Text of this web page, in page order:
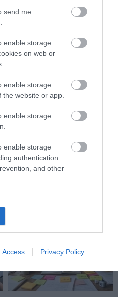
send me
enable storage
on web or
enable storage
website or app.
enable storage
enable storage
authentication
and other
Access Privacy Policy
NOBEL-DÍJAT KAPOTT EGY
AZ OKOZTA A RÁKOT
2026-04-23